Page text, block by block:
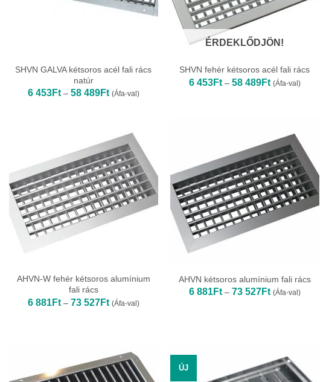
SHVN GALVA kétsoros acél fali rács
natúr
6 453Ft – 58 489FtÁrtartomány:
6
489Ft
(Áfa-val)
ÉRDEKLŐDJÖN!
SHVN fehér kétsoros acél fali rács
6 453Ft – 58 489FtÁrtartomány:
6
(Áfa-val)
AHVN-W fehér kétsoros alumínium
fali rács
6 881Ft – 73 527FtÁrtartomány:
6
(Áfa-val)
AHVN kétsoros alumínium fali rács
6 881Ft – 73 527FtÁrtartomány:
6
(Áfa-val)
ÚJ